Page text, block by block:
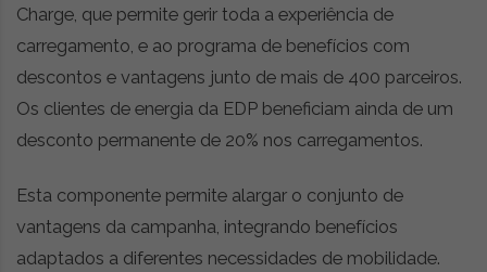
Charge, que permite gerir toda a experiência de
carregamento, e ao programa de benefícios com
descontos e vantagens junto de mais de 400 parceiros.
Os clientes de energia da EDP beneficiam ainda de um
desconto permanente de 20% nos carregamentos.
Esta componente permite alargar o conjunto de
vantagens da campanha, integrando benefícios
adaptados a diferentes necessidades de mobilidade.